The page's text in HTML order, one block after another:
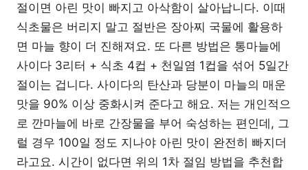
절이면 아린 맛이 빠지고 아삭함이 살아납니다. 이때
식초물은 버리지 말고 절반은 장아찌 국물에 활용하
면 마늘 향이 더 진해져요. 또 다른 방법은 통마늘에
사이다 3리터 + 식초 4컵 + 천일염 1컵을 섞어 5일간
절이는 겁니다. 사이다의 탄산과 당분이 마늘의 매운
맛을 90% 이상 중화시켜 준다고 해요. 저는 개인적으
로 깐마늘에 바로 간장물을 부어 숙성하는 편인데, 그
럴 경우 100일 정도 지나야 아린 맛이 완전히 빠지더
라고요. 시간이 없다면 위의 1차 절임 방법을 추천합